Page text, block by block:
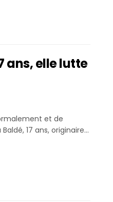
ans, elle lutte
et de
17 ans, originaire...